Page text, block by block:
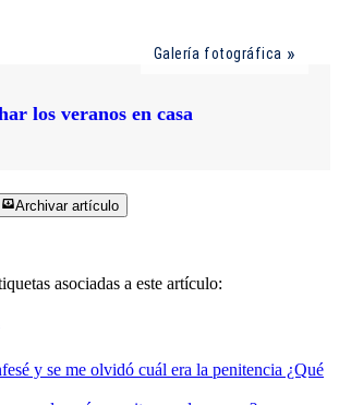
Galería fotográfica
los veranos en casa
Archivar artículo
asociadas a este artículo:
y se me olvidó cuál era la penitencia ¿Qué